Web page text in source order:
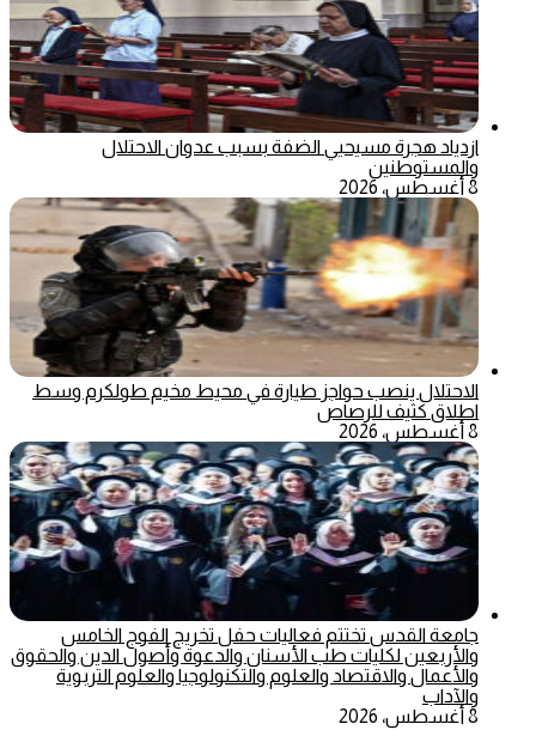
ازدياد هجرة مسيحيي الضفة بسبب عدوان الاحتلال
والمستوطنين
8 أغسطس، 2026
الاحتلال ينصب حواجز طيارة في محيط مخيم طولكرم وسط
اطلاق كثيف للرصاص
8 أغسطس، 2026
جامعة القدس تختتم فعاليات حفل تخريج الفوج الخامس
والأربعين لكليات طب الأسنان والدعوة وأصول الدين والحقوق
والأعمال والاقتصاد والعلوم والتكنولوجيا والعلوم التربوية
والآداب
8 أغسطس، 2026